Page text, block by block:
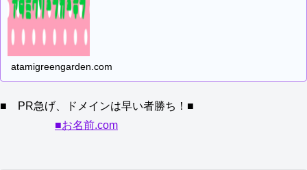
atamigreengarden.com
■ PR急げ、ドメインは早い者勝ち！■
■お名前.com